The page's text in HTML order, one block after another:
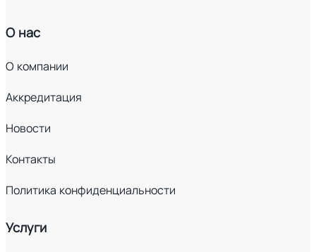
О нас
О компании
Аккредитация
Новости
Контакты
Политика конфиденциальности
Услуги